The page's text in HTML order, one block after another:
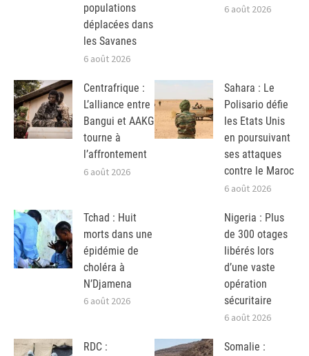
populations
déplacées dans
les Savanes
6 août 2026
6 août 2026
Centrafrique :
L’alliance entre
Bangui et AAKG
tourne à
l’affrontement
6 août 2026
Sahara : Le
Polisario défie
les Etats Unis
en poursuivant
ses attaques
contre le Maroc
6 août 2026
Tchad : Huit
morts dans une
épidémie de
choléra à
N’Djamena
6 août 2026
Nigeria : Plus
de 300 otages
libérés lors
d’une vaste
opération
sécuritaire
6 août 2026
RDC :
Somalie :